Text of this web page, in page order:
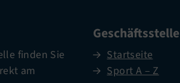
finden Sie
am
Geschäftsstelle
Startseite
Sport A – Z